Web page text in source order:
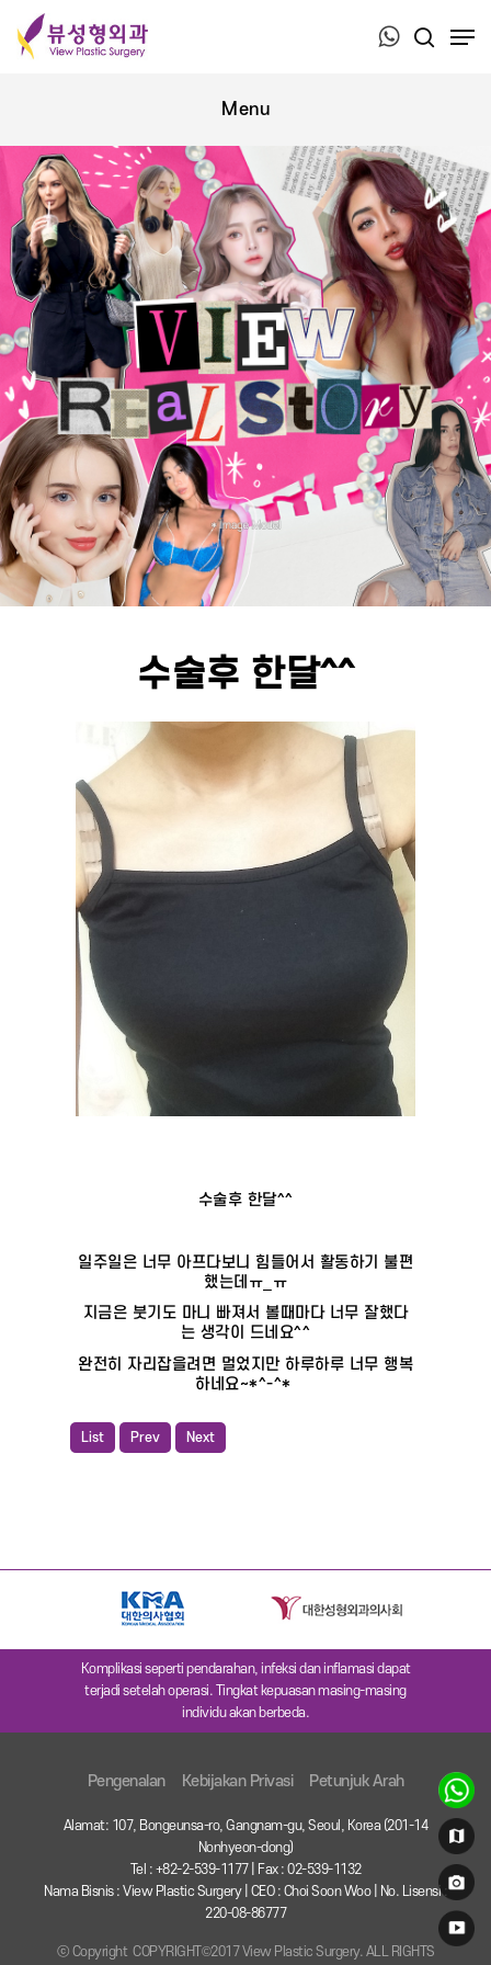
수술후 한달^^
수술후 한달^^
일주일은 너무 아프다보니 힘들어서 활동하기 불편
했는데ㅠ_ㅠ
지금은 붓기도 마니 빠져서 볼때마다 너무 잘했다
는 생각이 드네요^^
완전히 자리잡을려면 멀었지만 하루하루 너무 행복
하네요~*^-^*
List Prev Next
Komplikasi seperti pendarahan, infeksi dan inflamasi dapat
terjadi setelah operasi. Tingkat kepuasan masing-masing
individu akan berbeda.
Pengenalan Kebijakan Privasi Petunjuk Arah
Alamat: 107, Bongeunsa-ro, Gangnam-gu, Seoul, Korea (201-14
Nonhyeon-dong)
Tel : +82-2-539-1177 | Fax : 02-539-1132
Nama Bisnis : View Plastic Surgery | CEO : Choi Soon Woo | No. Lisensi :
220-08-86777
ⓒ Copyright COPYRIGHT©2017 View Plastic Surgery. ALL RIGHTS